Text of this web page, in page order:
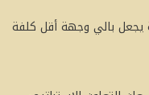
يجعل بالي وجهة أقل كلفة